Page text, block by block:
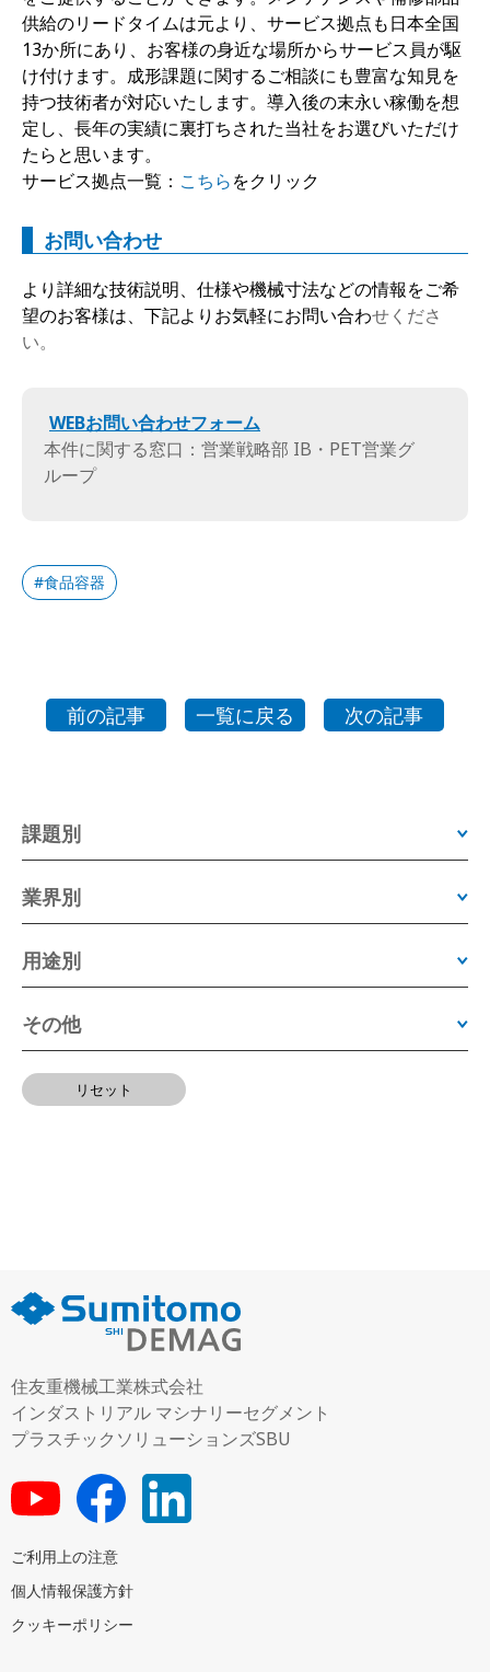
課題別
業界別
用途別
その他
リセット
供給のリードタイムは元より、サービス拠点も日本全国
13か所にあり、お客様の身近な場所からサービス員が駆
け付けます。成形課題に関するご相談にも豊富な知見を
持つ技術者が対応いたします。導入後の末永い稼働を想
定し、長年の実績に裏打ちされた当社をお選びいただけ
たらと思います。
サービス拠点一覧： こちらをクリック
お問い合わせ
より詳細な技術説明、仕様や機械寸法などの情報をご希
望のお客様は、下記よりお気軽にお問い合わせくださ
い。
WEBお問い合わせフォーム
本件に関する窓口：営業戦略部 IB・PET営業グ
ループ
食品容器
前の記事 一覧に戻る 次の記事
住友重機械工業株式会社
インダストリアル マシナリーセグメント
プラスチックソリューションズSBU
ご利用上の注意
個人情報保護方針
クッキーポリシー